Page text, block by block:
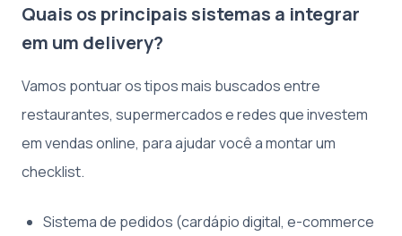
Quais os principais sistemas a integrar
em um delivery?
Vamos pontuar os tipos mais buscados entre
restaurantes, supermercados e redes que investem
em vendas online, para ajudar você a montar um
checklist.
Sistema de pedidos (cardápio digital, e-commerce